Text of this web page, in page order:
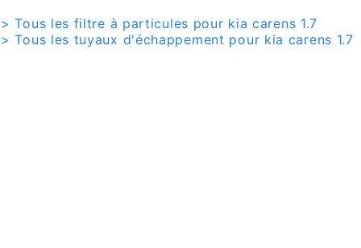
> Tous les filtre à particules pour kia carens 1.7
> Tous les tuyaux d'échappement pour kia carens 1.7